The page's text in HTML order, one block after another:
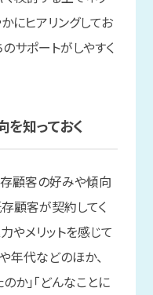
にヒアリングしてお
のサポートがしやすく
を知っておく
顧客の好みや傾向
顧客が契約してく
やメリットを感じて
年代などのほか、
か」「どんなことに